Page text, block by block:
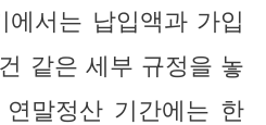
서는 납입액과 가입
같은 세부 규정을 놓
말정산 기간에는 한